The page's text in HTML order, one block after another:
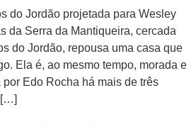
do Jordão projetada para Wesley
da Serra da Mantiqueira, cercada
do Jordão, repousa uma casa que
Ela é, ao mesmo tempo, morada e
Edo Rocha há mais de três
[…]